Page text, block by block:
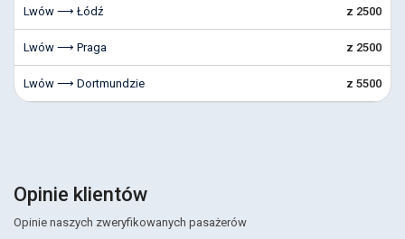
Lwów ⟶ Łódź z 2500
Lwów ⟶ Praga z 2500
Lwów ⟶ Dortmundzie z 5500
Opinie klientów
Opinie naszych zweryfikowanych pasażerów